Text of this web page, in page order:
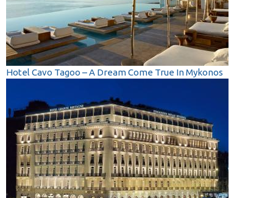
Hotel Cavo Tagoo – A Dream Come True In Mykonos